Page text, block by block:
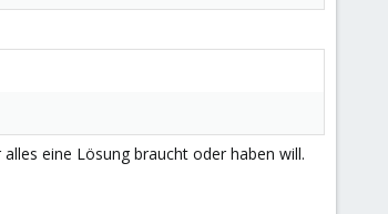
eine Lösung braucht oder haben will.